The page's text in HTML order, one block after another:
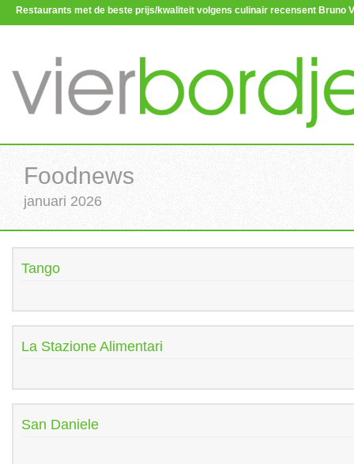
Restaurants met de beste prijs/kwaliteit volgens culinair recensent Bruno
Foodnews
januari 2026
Tango
La Stazione Alimentari
San Daniele